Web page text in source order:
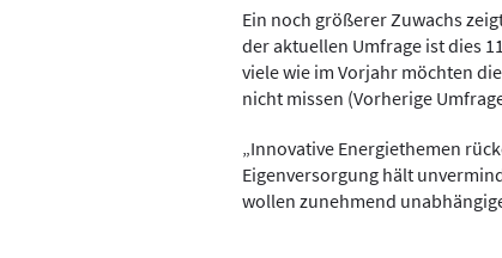
Ein noch größerer Zuwachs
der aktuellen Umfrage ist dies
viele wie im Vorjahr möchten
nicht missen (Vorherige
„Innovative Energiethemen
Eigenversorgung hält
wollen zunehmend